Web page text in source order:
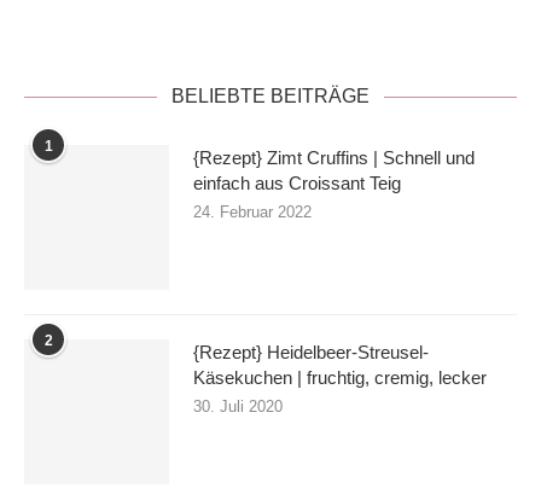
BELIEBTE BEITRÄGE
1
{Rezept} Zimt Cruffins | Schnell und
einfach aus Croissant Teig
24. Februar 2022
2
{Rezept} Heidelbeer-Streusel-
Käsekuchen | fruchtig, cremig, lecker
30. Juli 2020